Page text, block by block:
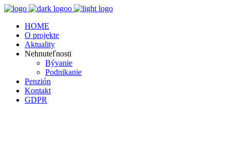
HOME
O projekte
Aktuality
Nehnuteľnosti
Bývanie
Podnikanie
Penzión
Kontakt
GDPR